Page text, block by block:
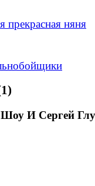
прекрасная няня
Шоу И Сергей